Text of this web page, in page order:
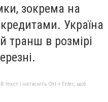
зокрема на
Україна
транш в розмірі
текст і натисніть Ctrl + Enter, щоб